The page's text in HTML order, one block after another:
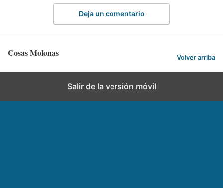
Deja un comentario
Cosas Molonas Volver arriba
Salir de la versión móvil